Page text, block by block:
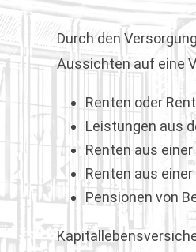
Durch den
Aussichten auf eine
Renten oder
Leistungen aus
Renten aus
Renten aus
Pensionen von